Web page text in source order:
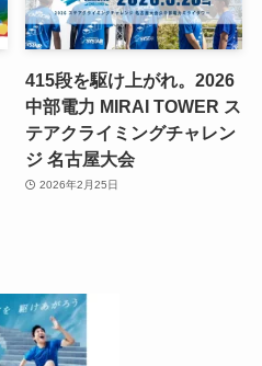
415段を駆け上がれ。2026
中部電力 MIRAI TOWER ス
テアクライミングチャレン
ジ 名古屋大会
2026年2月25日